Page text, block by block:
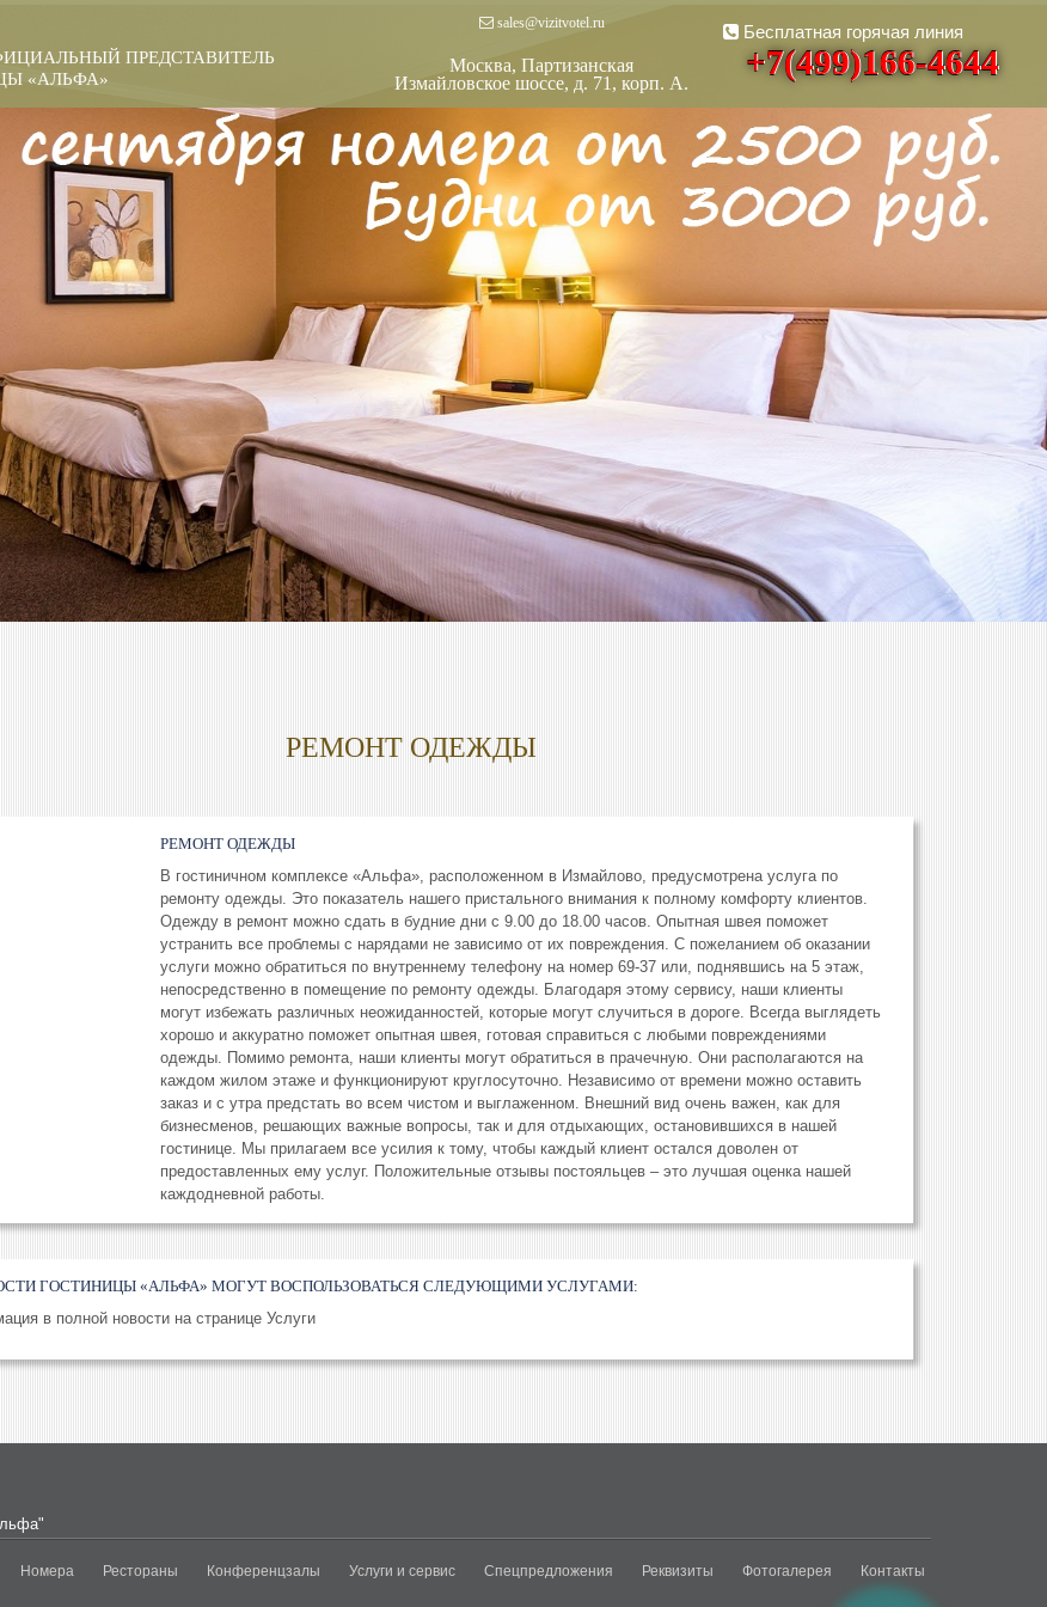
ПРЕДСТАВИТЕЛЬ
«АЛЬФА»
sales@vizitvotel.ru
Москва, Партизанская
Измайловское шоссе, д. 71, корп. А.
Бесплатная горячая линия
+7(499)166-4644
РЕМОНТ ОДЕЖДЫ
РЕМОНТ ОДЕЖДЫ
В гостиничном комплексе «Aльфa», расположенном в Измaйлoвo, предусмотрена услуга по
ремонту одежды. Это показатель нашего пристального внимания к полному комфорту клиентов.
Одежду в ремонт можно сдать в будние дни с 9.00 до 18.00 часов. Опытная швея поможет
устранить все проблемы с нарядами не зависимо от их повреждения. С пожеланием об оказании
услуги можно обратиться по внутреннему телефону на номер 69-37 или, поднявшись на 5 этаж,
непосредственно в помещение по ремонту одежды. Благодаря этому сервису, наши клиенты
могут избежать различных неожиданностей, которые могут случиться в дороге. Всегда выглядеть
хорошо и аккуратно поможет опытная швея, готовая справиться с любыми повреждениями
одежды. Помимо ремонта, наши клиенты могут обратиться в прачечную. Они располагаются на
каждом жилом этаже и функционируют круглосуточно. Независимо от времени можно оставить
заказ и с утра предстать во всем чистом и выглаженном. Внешний вид очень важен, как для
бизнесменов, решающих важные вопросы, так и для отдыхающих, остановившихся в нашей
гостинице. Мы прилагаем все усилия к тому, чтобы каждый клиент остался доволен от
предоставленных ему услуг. Положительные отзывы постояльцев – это лучшая оценка нашей
каждодневной работы.
ГОСТИНИЦЫ «АЛЬФА» МОГУТ ВОСПОЛЬЗОВАТЬСЯ СЛЕДУЮЩИМИ УСЛУГАМИ:
в полной новости на странице Услуги
Номера Рестораны Конференцзалы Услуги и сервис Спецпредложения Реквизиты Фотогалерея Контакты